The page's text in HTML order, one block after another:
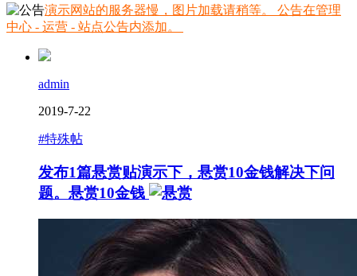
演示网站的服务器慢，图片加载请稍等。 公告在管理
中心 - 运营 - 站点公告内添加。
admin
2019-7-22
#特殊帖
发布1篇悬赏贴演示下，悬赏10金钱解决下问
题。 悬赏10金钱